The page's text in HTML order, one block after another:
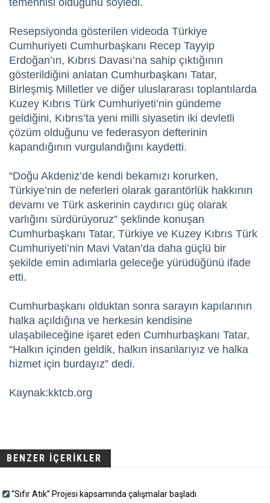
temennisi olduğunu söyledi.
Resepsiyonda gösterilen videoda Türkiye
Cumhuriyeti Cumhurbaşkanı Recep Tayyip
Erdoğan’ın, Kıbrıs Davası’na sahip çıktığının
gösterildiğini anlatan Cumhurbaşkanı Tatar,
Birleşmiş Milletler ve diğer uluslararası toplantılarda
Kuzey Kıbrıs Türk Cumhuriyeti’nin gündeme
geldiğini, Kıbrıs’ta yeni milli siyasetin iki devletli
çözüm olduğunu ve federasyon defterinin
kapandığının vurgulandığını kaydetti.
“Doğu Akdeniz’de kendi bekamızı korurken,
Türkiye’nin de neferleri olarak garantörlük hakkının
devamı ve Türk askerinin caydırıcı güç olarak
varlığını sürdürüyoruz” şeklinde konuşan
Cumhurbaşkanı Tatar, Türkiye ve Kuzey Kıbrıs Türk
Cumhuriyeti’nin Mavi Vatan’da daha güçlü bir
şekilde emin adımlarla geleceğe yürüdüğünü ifade
etti.
Cumhurbaşkanı olduktan sonra sarayın kapılarının
halka açıldığına ve herkesin kendisine
ulaşabileceğine işaret eden Cumhurbaşkanı Tatar,
“Halkın içinden geldik, halkın insanlarıyız ve halka
hizmet için burdayız” dedi.
Kaynak:kktcb.org
BENZER İÇERİKLER
“Sıfır Atık” Projesi kapsamında çalışmalar başladı